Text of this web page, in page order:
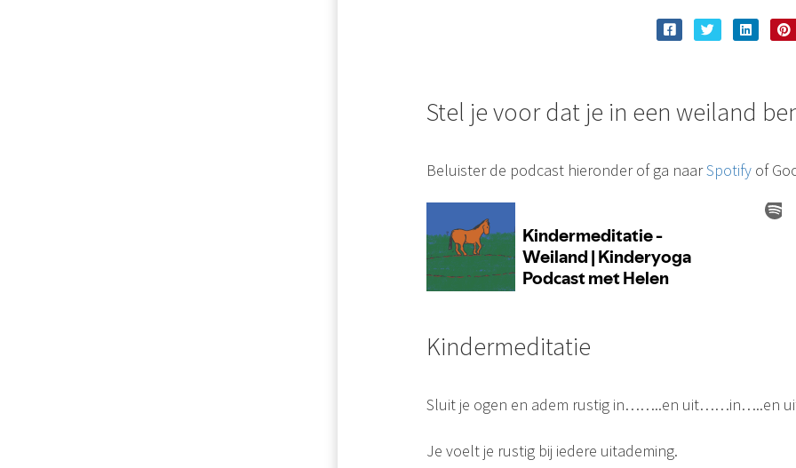
Stel je voor dat je in een weiland
Beluister de podcast hieronder of ga naarSpotifyof
Kindermeditatie
Sluit je ogen en adem rustig in……..en uit……in…..en
Je voelt je rustig bij iedere uitademing.